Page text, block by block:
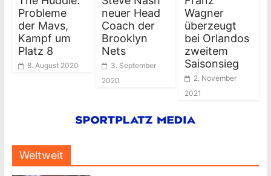
Probleme
der Mavs,
Kampf um
Platz 8
8. August 2020
neuer Head
Coach der
Brooklyn
Nets
3. September
2020
Wagner
überzeugt
bei Orlandos
zweitem
Saisonsieg
2. November
2021
Weltweit